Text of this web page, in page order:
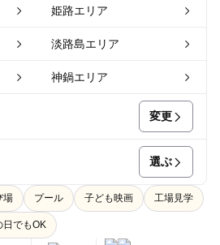
姫路エリア
淡路島エリア
神鍋エリア
変更
選ぶ
場 プール 子ども映画 工場見学
日でもOK